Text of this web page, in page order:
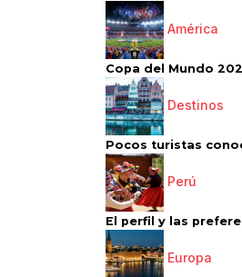
América
Copa del Mundo
Destinos
Pocos turistas
Perú
El perfil y las
Europa